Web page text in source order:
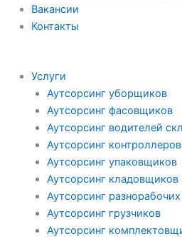
Вакансии
Контакты
Услуги
Аутсорсинг уборщиков
Аутсорсинг фасовщиков
Аутсорсинг водителей
Аутсорсинг контроллеров
Аутсорсинг упаковщиков
Аутсорсинг кладовщиков
Аутсорсинг разнорабочих
Аутсорсинг грузчиков
Аутсорсинг